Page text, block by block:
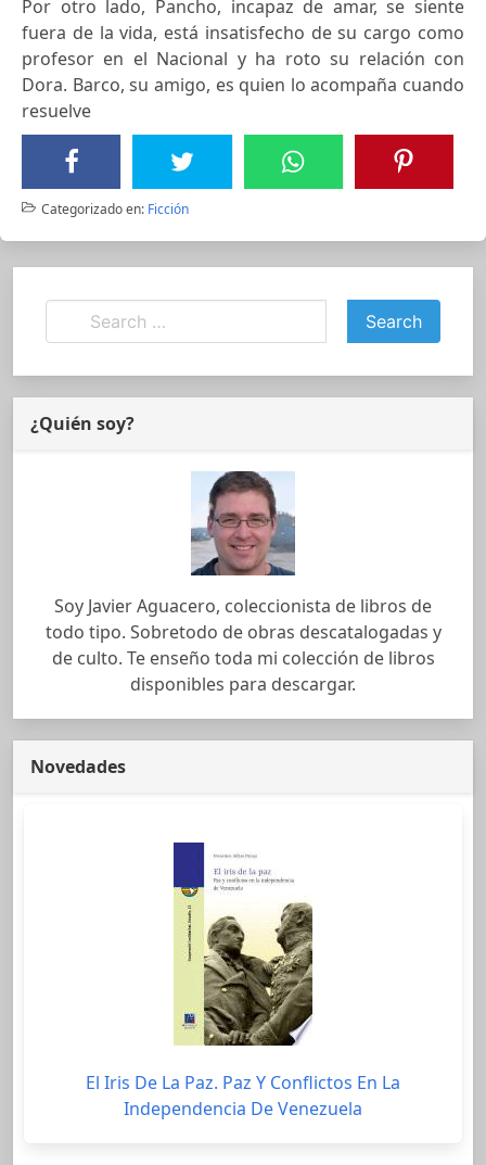
Por otro lado, Pancho, incapaz de amar, se siente
fuera de la vida, está insatisfecho de su cargo como
profesor en el Nacional y ha roto su relación con
Dora. Barco, su amigo, es quien lo acompaña cuando
resuelve
Categorizado en: Ficción
¿Quién soy?
Soy Javier Aguacero, coleccionista de libros de
todo tipo. Sobretodo de obras descatalogadas y
de culto. Te enseño toda mi colección de libros
disponibles para descargar.
Novedades
El Iris De La Paz. Paz Y Conflictos En La
Independencia De Venezuela